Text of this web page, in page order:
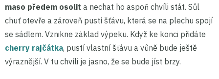
maso předem osolit a nechat ho aspoň chvíli stát. Sůl
chuť otevře a zároveň pustí šťávu, která se na plechu spojí
se sádlem. Vznikne základ výpeku. Když ke konci přidáte
cherry rajčátka, pustí vlastní šťávu a vůně bude ještě
výraznější. V tu chvíli je jasno, že se bude jíst brzy.